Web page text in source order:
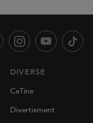
DIVERSE
CaTine
Divertisment